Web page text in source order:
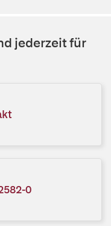
jederzeit für
0